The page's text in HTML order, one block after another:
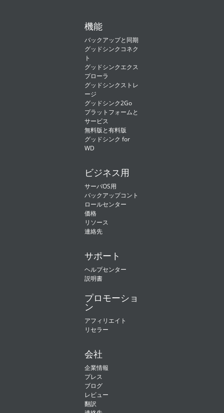
機能
バックアップと同期
グッドシンクコネク
ト
グッドシンクエクス
プローラ
グッドシンクストレ
ージ
グッドシンク2Go
プラットフォームと
サービス
無料版と有料版
グッドシンク for
WD
ビジネス用
サーバOS用
バックアップコント
ロールセンター
価格
リソース
連絡先
サポート
ヘルプセンター
説明書
プロモーショ
ン
アフィリエイト
リセラー
会社
企業情報
プレス
ブログ
レビュー
翻訳